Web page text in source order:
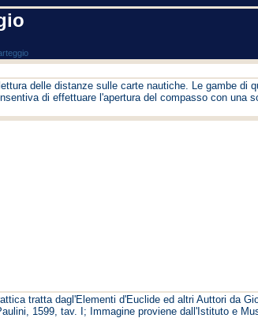
delle distanze sulle carte nautiche. Le gambe
di effettuare l'apertura del compasso con
tratta dagl'Elementi d'Euclide ed altri Auttori da
1599, tav. I; Immagine proviene dall'Istituto e